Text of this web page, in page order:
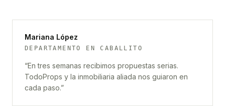
Mariana López
DEPARTAMENTO EN CABALLITO
“En tres semanas recibimos propuestas serias.
TodoProps y la inmobiliaria aliada nos guiaron en
cada paso.”